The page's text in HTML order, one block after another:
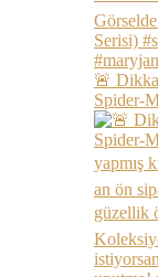
🚨
Spider-